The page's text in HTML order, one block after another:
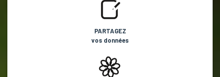
PARTAGEZ
vos données